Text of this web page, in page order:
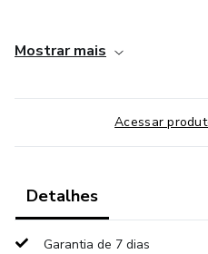
transtorno, aprender como
ansiedade social. Espero
com esse conteúdo e, quem
ajuda também.
Mostrar mais
Acessar
Detalhes
Garantia de 7 dias